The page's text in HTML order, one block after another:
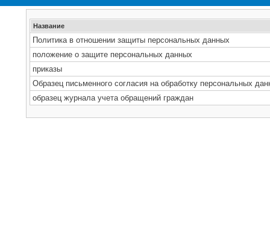
Название
Политика в отношении защиты персональных данных
положение о защите персональных данных
приказы
Образец письменного согласия на обработку персональных
образец журнала учета обращений граждан